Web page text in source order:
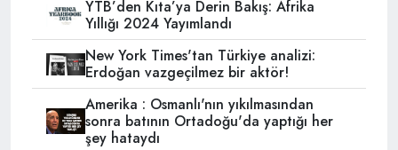
YTB’den Kıta’ya Derin Bakış: Afrika
Yıllığı 2024 Yayımlandı
New York Times'tan Türkiye analizi:
Erdoğan vazgeçilmez bir aktör!
Amerika : Osmanlı'nın yıkılmasından
sonra batının Ortadoğu'da yaptığı her
şey hataydı